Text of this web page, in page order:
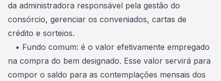
da administradora responsável pela gestão do
consórcio, gerenciar os conveniados, cartas de
crédito e sorteios.
• Fundo comum: é o valor efetivamente empregado
na compra do bem designado. Esse valor servirá para
compor o saldo para as contemplações mensais dos